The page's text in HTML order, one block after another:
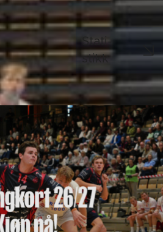
Stati­
stikk